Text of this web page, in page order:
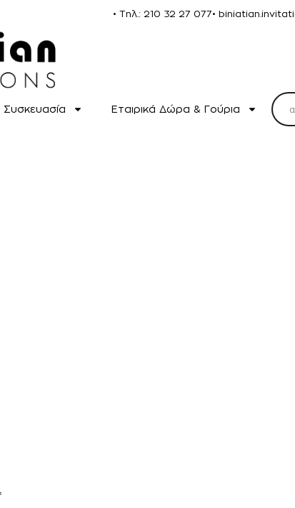
• Τηλ.: 210 32 27 077•
Συσκευασία Εταιρικά Δώρα & Γούρια